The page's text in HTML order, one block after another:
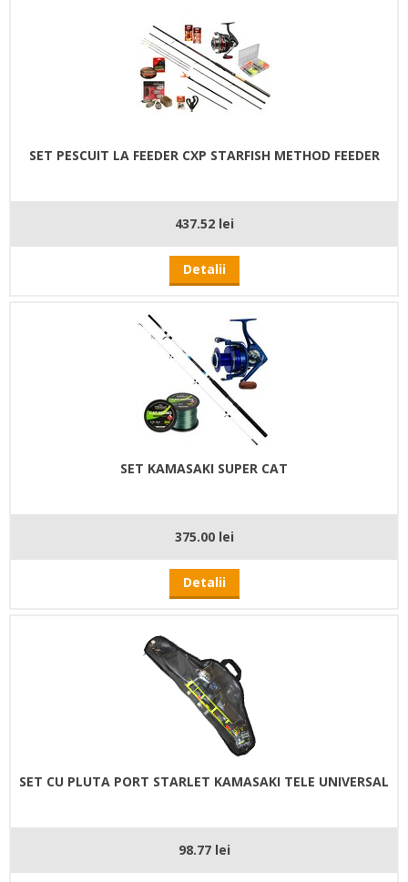
SET PESCUIT LA FEEDER CXP STARFISH METHOD FEEDER
437.52 lei
Detalii
SET KAMASAKI SUPER CAT
375.00 lei
Detalii
SET CU PLUTA PORT STARLET KAMASAKI TELE UNIVERSAL
98.77 lei